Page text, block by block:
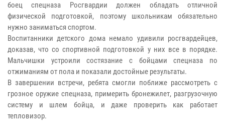
боец спецназа Росгвардии должен обладать отличной
физической подготовкой, поэтому школьникам обязательно
нужно заниматься спортом.
Воспитанники детского дома немало удивили росгвардейцев,
доказав, что со спортивной подготовкой у них все в порядке.
Мальчишки устроили состязание с бойцами спецназа по
отжиманиям от пола и показали достойные результаты.
В завершении встречи, ребята смогли поближе рассмотреть с
грозное оружие спецназа, примерить бронежилет, разгрузочную
систему и шлем бойца, и даже проверить как работает
тепловизор.